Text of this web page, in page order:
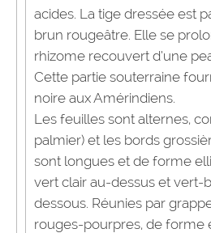
acides. La tige dressée est
brun rougeâtre. Elle se
rhizome recouvert d’une
Cette partie souterraine
noire aux Amérindiens.
Les feuilles sont alternes,
palmier) et les bords
sont longues et de forme
vert clair au-dessus et vert-
dessous. Réunies par
rouges-pourpres, de forme